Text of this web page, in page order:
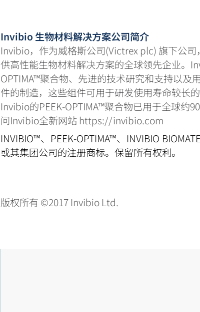
Invibio 生物材料解决方案公司简介
Invibio，作为威格斯公司(Victrex plc) 旗下公
供高性能生物材料解决方案的全球领先企业。
OPTIMA™聚合物、先进的技术研究和支持以及
件的制造，这些组件可用于研发使用寿命较长
Invibio的PEEK-OPTIMA™聚合物已用于全球约
问Invibio全新网站 https://invibio.com
INVIBIO™、PEEK-OPTIMA™、INVIBIO
或其集团公司的注册商标。保留所有权利。
版权所有 ©2017 Invibio Ltd.